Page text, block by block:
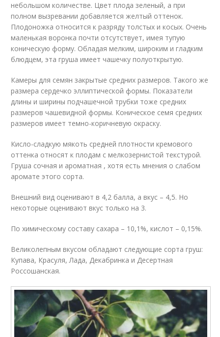
небольшом количестве. Цвет плода зеленый, а при
полном вызревании добавляется желтый оттенок.
Плодоножка относится к разряду толстых и косых. Очень
маленькая воронка почти отсутствует, имея тупую
коническую форму. Обладая мелким, широким и гладким
блюдцем, эта груша имеет чашечку полуоткрытую.
Камеры для семян закрытые средних размеров. Такого же
размера сердечко эллиптической формы. Показатели
длины и ширины подчашечной трубки тоже средних
размеров чашевидной формы. Коническое семя средних
размеров имеет темно-коричневую окраску.
Кисло-сладкую мякоть средней плотности кремового
оттенка относят к плодам с мелкозернистой текстурой.
Груша сочная и ароматная , хотя есть мнения о слабом
аромате этого сорта.
Внешний вид оценивают в 4,2 балла, а вкус – 4,5. Но
некоторые оценивают вкус только на 3.
По химическому составу сахара – 10,1%, кислот – 0,15%.
Великолепным вкусом обладают следующие сорта груш:
Купава, Красуля, Лада, Декабринка и Десертная
Россошанская.